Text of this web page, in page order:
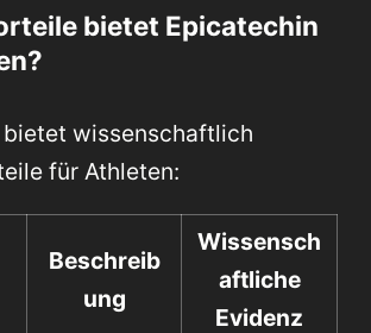
bietet Epicatechin
wissenschaftlich
für Athleten:
Beschreib
ung
Wissensch
aftliche
Evidenz